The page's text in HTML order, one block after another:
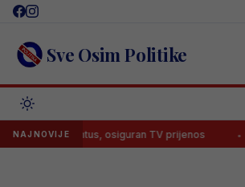
Skip
content Sve Osim Politike
NAJNOVIJE
Juventus, osiguran TV prijenos Lana